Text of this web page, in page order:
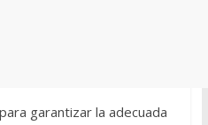
garantizar la adecuada